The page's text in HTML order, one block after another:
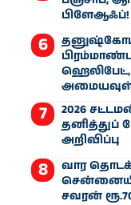
பிளேஆஃப்!
பிரம்மாண்ட
ஹெலிபேட்,
2026
தனித்துப்
அறிவிப்பு
வார
சவரன்